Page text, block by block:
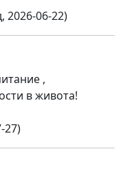
2026-06-22)
,
в живота!
27)